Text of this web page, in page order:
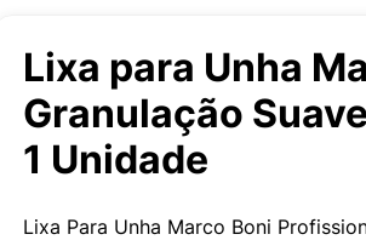
Lixa para Unha
Granulação
1 Unidade
Lixa Para Unha Marco Boni